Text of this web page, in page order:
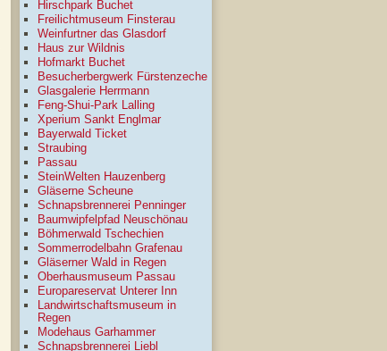
Hirschpark Buchet
Freilichtmuseum Finsterau
Weinfurtner das Glasdorf
Haus zur Wildnis
Hofmarkt Buchet
Besucherbergwerk Fürstenzeche
Glasgalerie Herrmann
Feng-Shui-Park Lalling
Xperium Sankt Englmar
Bayerwald Ticket
Straubing
Passau
SteinWelten Hauzenberg
Gläserne Scheune
Schnapsbrennerei Penninger
Baumwipfelpfad Neuschönau
Böhmerwald Tschechien
Sommerrodelbahn Grafenau
Gläserner Wald in Regen
Oberhausmuseum Passau
Europareservat Unterer Inn
Landwirtschaftsmuseum in
Regen
Modehaus Garhammer
Schnapsbrennerei Liebl